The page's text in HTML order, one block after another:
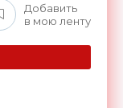
Добавить
в мою ленту